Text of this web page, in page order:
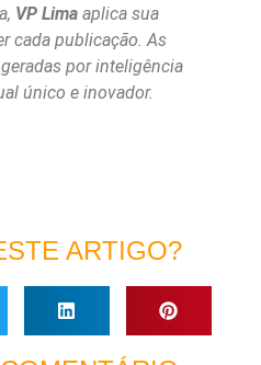
VP Lima aplica sua
cada publicação. As
por inteligência
único e inovador.
ARTIGO?